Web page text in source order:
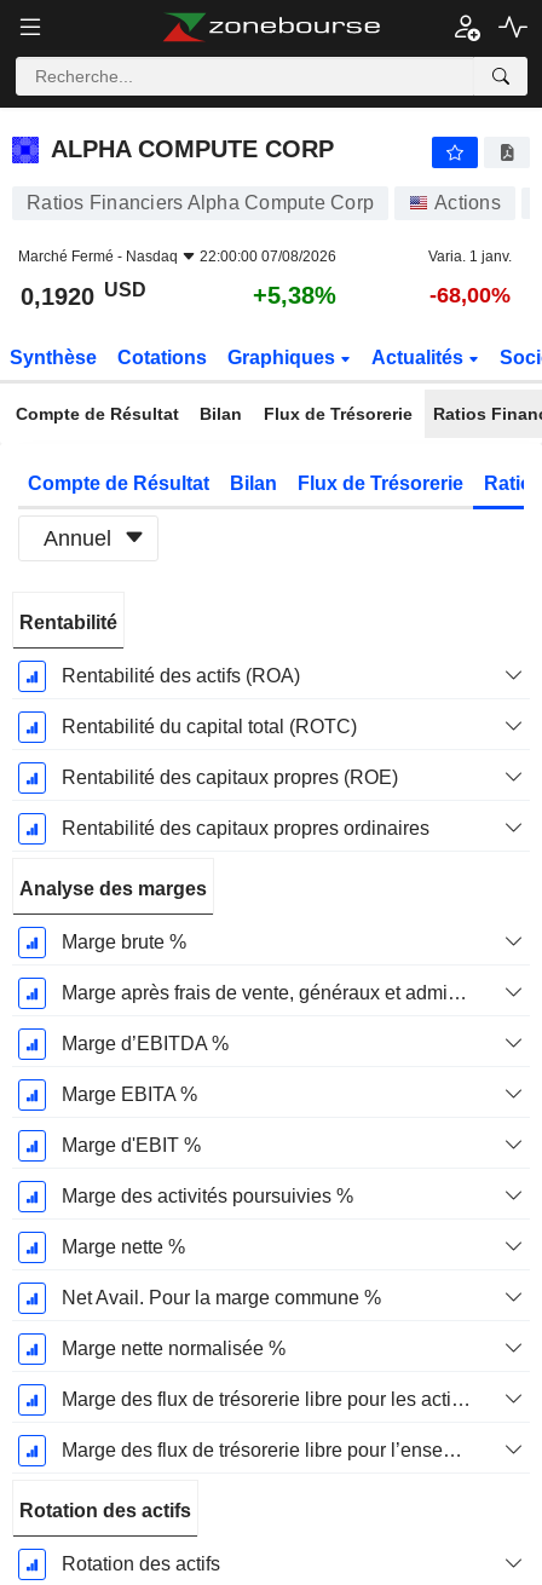
ALPHA COMPUTE CORP
ALPHA COMPUTE CORP
Ratios Financiers Alpha Compute Corp Actions
Marché Fermé - Nasdaq 22:00:00 07/08/2026 Varia. 1 janv.
0,1920 USD +5,38% -68,00%
Synthèse Cotations Graphiques Actualités
Compte de Résultat Bilan Flux de Trésorerie Ratios
Compte de Résultat Bilan Flux de Trésorerie
Annuel
Fiscale:
Mars
Rentabilité
Rentabilité des actifs (ROA)
Rentabilité du capital total (ROTC)
Rentabilité des capitaux propres (ROE)
Rentabilité des capitaux propres ordinaires
Analyse des marges
Marge brute %
Marge après frais de vente, généraux et administratifs %
Marge d’EBITDA %
Marge EBITA %
Marge d'EBIT %
Marge des activités poursuivies %
Marge nette %
Net Avail. Pour la marge commune %
Marge nette normalisée %
Marge des flux de trésorerie libre pour les actionnaires
Marge des flux de trésorerie libre pour l’ensemble des pourvoyeurs de fonds
Rotation des actifs
Rotation des actifs